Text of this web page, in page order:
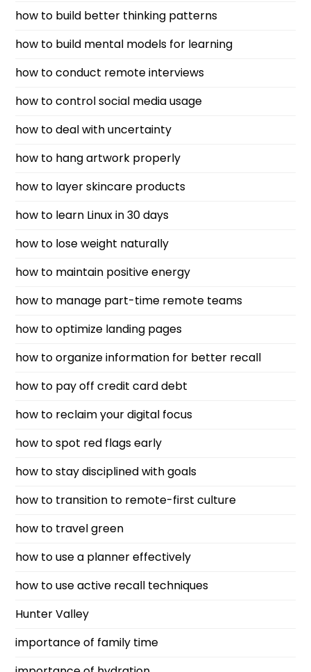
how to build better thinking patterns
how to build mental models for learning
how to conduct remote interviews
how to control social media usage
how to deal with uncertainty
how to hang artwork properly
how to layer skincare products
how to learn Linux in 30 days
how to lose weight naturally
how to maintain positive energy
how to manage part-time remote teams
how to optimize landing pages
how to organize information for better recall
how to pay off credit card debt
how to reclaim your digital focus
how to spot red flags early
how to stay disciplined with goals
how to transition to remote-first culture
how to travel green
how to use a planner effectively
how to use active recall techniques
Hunter Valley
importance of family time